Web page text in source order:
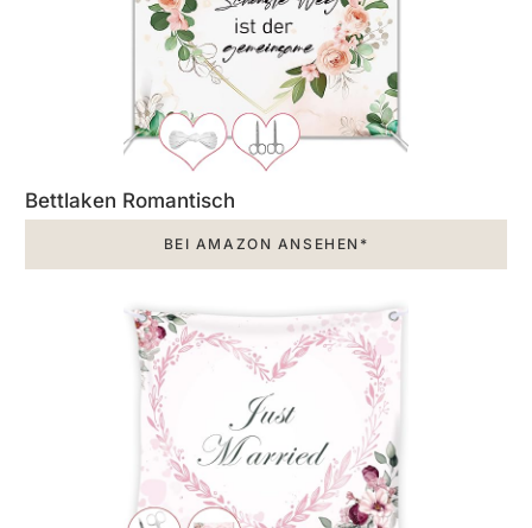
Bettlaken Romantisch
BEI AMAZON ANSEHEN*